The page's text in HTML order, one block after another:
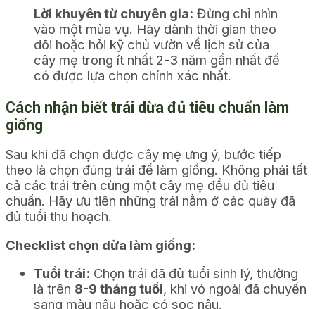
Lời khuyên từ chuyên gia: Đừng chỉ nhìn
vào một mùa vụ. Hãy dành thời gian theo
dõi hoặc hỏi kỹ chủ vườn về lịch sử của
cây mẹ trong ít nhất 2-3 năm gần nhất để
có được lựa chọn chính xác nhất.
Cách nhận biết trái dừa đủ tiêu chuẩn làm
giống
Sau khi đã chọn được cây mẹ ưng ý, bước tiếp
theo là chọn đúng trái để làm giống. Không phải tất
cả các trái trên cùng một cây mẹ đều đủ tiêu
chuẩn. Hãy ưu tiên những trái nằm ở các quày đã
đủ tuổi thu hoạch.
Checklist chọn dừa làm giống:
Tuổi trái: Chọn trái đã đủ tuổi sinh lý, thường
là trên 8-9 tháng tuổi, khi vỏ ngoài đã chuyển
sang màu nâu hoặc có sọc nâu.